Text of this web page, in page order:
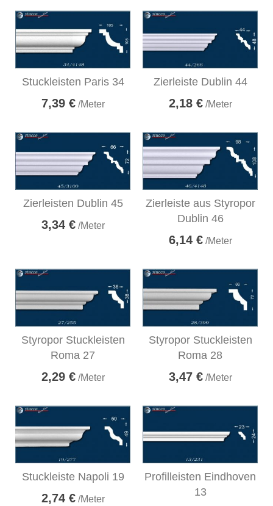
Stuckleisten Paris 34
7,39 €/Meter
Zierleiste Dublin 44
2,18 €/Meter
Zierleisten Dublin 45
3,34 €/Meter
Zierleiste aus Styropor
Dublin 46
6,14 €/Meter
Styropor Stuckleisten
Roma 27
2,29 €/Meter
Styropor Stuckleisten
Roma 28
3,47 €/Meter
Stuckleiste Napoli 19
2,74 €/Meter
Profilleisten Eindhoven
13